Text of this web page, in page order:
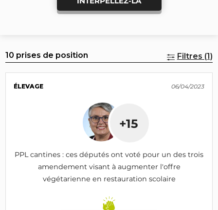
10 prises de position Filtres (1)
ÉLEVAGE 06/04/2023
+15
PPL cantines : ces députés ont voté pour un des trois
amendement visant à augmenter l'offre
végétarienne en restauration scolaire